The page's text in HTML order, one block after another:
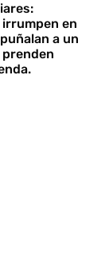
en
a un